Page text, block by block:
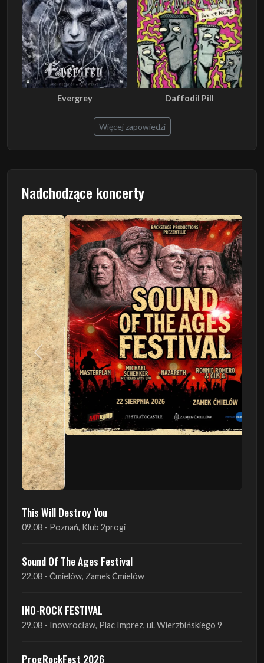
Evergrey Daffodil Pill
Więcej zapowiedzi
Nadchodzące koncerty
Poprzedni Następny
This Will Destroy You
09.08 - Poznań, Klub 2progi
Sound Of The Ages Festival
22.08 - Ćmielów, Zamek Ćmielów
INO-ROCK FESTIVAL
29.08 - Inowrocław, Plac Imprez, ul. Wierzbińskiego 9
ProgRockFest 2026